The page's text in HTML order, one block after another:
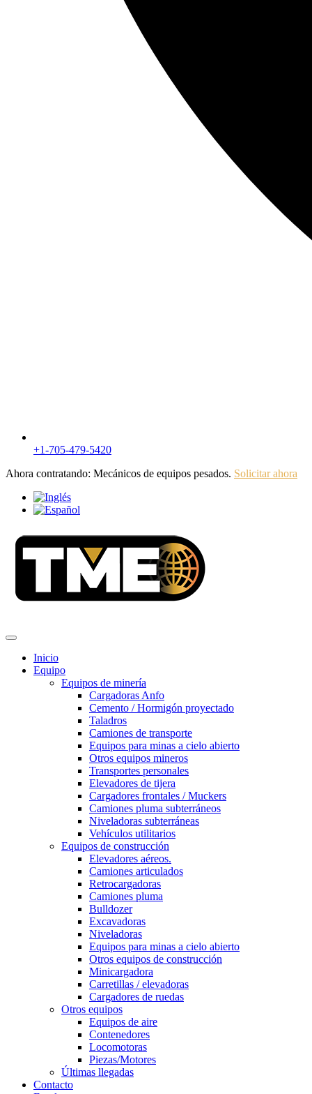
+1-705-479-5420
Ahora contratando: Mecánicos de equipos pesados. Solicitar ahora
Inicio
Equipo
Equipos de minería
Cargadoras Anfo
Cemento / Hormigón proyectado
Taladros
Camiones de transporte
Equipos para minas a cielo abierto
Otros equipos mineros
Transportes personales
Elevadores de tijera
Cargadores frontales / Muckers
Camiones pluma subterráneos
Niveladoras subterráneas
Vehículos utilitarios
Equipos de construcción
Elevadores aéreos.
Camiones articulados
Retrocargadoras
Camiones pluma
Bulldozer
Excavadoras
Niveladoras
Equipos para minas a cielo abierto
Otros equipos de construcción
Minicargadora
Carretillas / elevadoras
Cargadores de ruedas
Otros equipos
Equipos de aire
Contenedores
Locomotoras
Piezas/Motores
Últimas llegadas
Contacto